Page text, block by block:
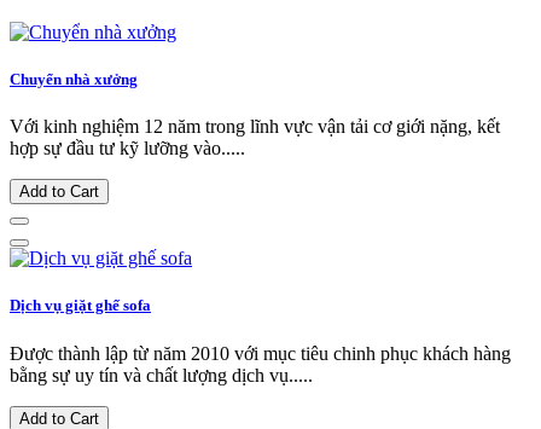
Chuyển nhà xưởng
Với kinh nghiệm 12 năm trong lĩnh vực vận tải cơ giới nặng, kết
hợp sự đầu tư kỹ lưỡng vào.....
Add to Cart
Dịch vụ giặt ghế sofa
Được thành lập từ năm 2010 với mục tiêu chinh phục khách hàng
bằng sự uy tín và chất lượng dịch vụ.....
Add to Cart